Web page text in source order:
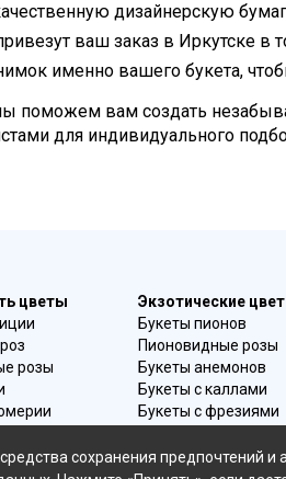
дизайнерскую
ваш заказ в Иркутске в
именно вашего букета,
поможем вам создать
для индивидуального
цветы
розы
эустомой
Экзотические
Букеты пионов
Пионовидные розы
Букеты анемонов
Букеты с каллами
Букеты с фрезиями
Лаванда
сохранения предпочтений и